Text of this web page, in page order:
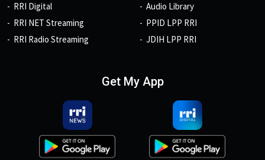
RRI Digital
RRI NET Streaming
RRI Radio Streaming
Audio Library
PPID LPP RRI
JDIH LPP RRI
Get My App